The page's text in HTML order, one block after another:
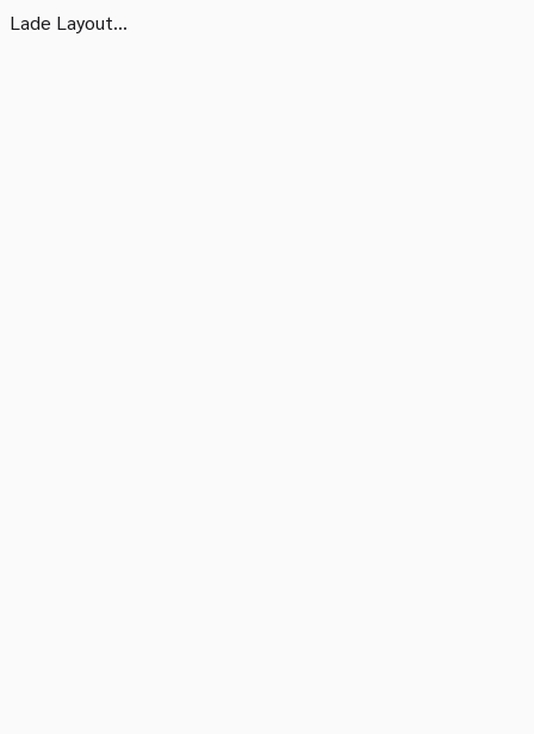
Lade Layout...